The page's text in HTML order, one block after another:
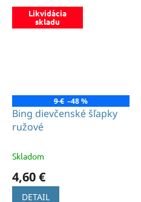
Likvidácia
skladu
9 € –48 %
Bing dievčenské šľapky
ružové
Skladom
4,60 €
DETAIL